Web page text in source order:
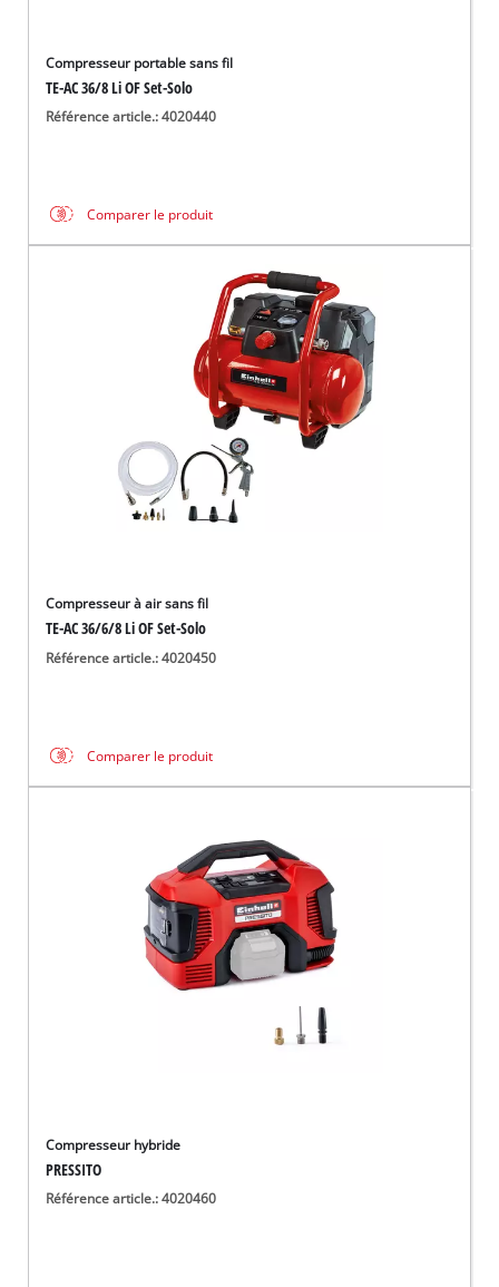
Compresseur portable sans fil
TE-AC 36/8 Li OF Set-Solo
Référence article.: 4020440
Comparer le produit
Compresseur à air sans fil
TE-AC 36/6/8 Li OF Set-Solo
Référence article.: 4020450
Comparer le produit
Compresseur hybride
PRESSITO
Référence article.: 4020460